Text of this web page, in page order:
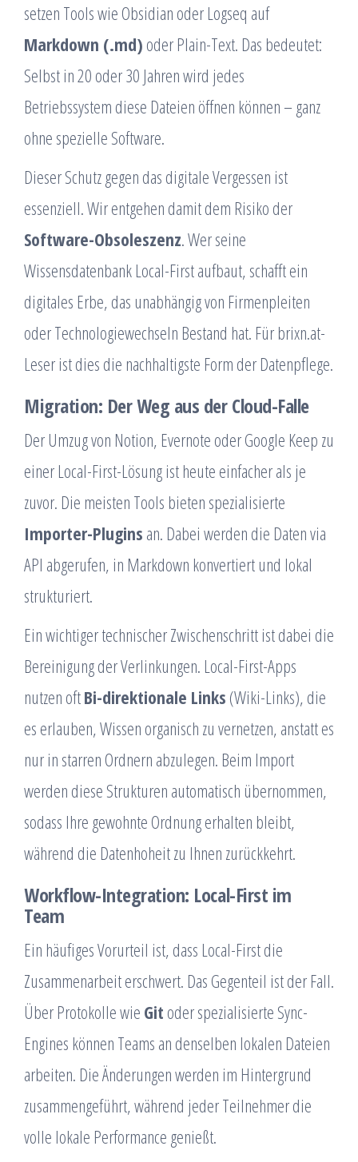
setzen Tools wie Obsidian oder Logseq auf
Markdown (.md) oder Plain-Text. Das bedeutet:
Selbst in 20 oder 30 Jahren wird jedes
Betriebssystem diese Dateien öffnen können – ganz
ohne spezielle Software.
Dieser Schutz gegen das digitale Vergessen ist
essenziell. Wir entgehen damit dem Risiko der
Software-Obsoleszenz. Wer seine
Wissensdatenbank Local-First aufbaut, schafft ein
digitales Erbe, das unabhängig von Firmenpleiten
oder Technologiewechseln Bestand hat. Für brixn.at-
Leser ist dies die nachhaltigste Form der Datenpflege.
Migration: Der Weg aus der Cloud-Falle
Der Umzug von Notion, Evernote oder Google Keep zu
einer Local-First-Lösung ist heute einfacher als je
zuvor. Die meisten Tools bieten spezialisierte
Importer-Plugins an. Dabei werden die Daten via
API abgerufen, in Markdown konvertiert und lokal
strukturiert.
Ein wichtiger technischer Zwischenschritt ist dabei die
Bereinigung der Verlinkungen. Local-First-Apps
nutzen oftBi-direktionale Links (Wiki-Links), die
es erlauben, Wissen organisch zu vernetzen, anstatt es
nur in starren Ordnern abzulegen. Beim Import
werden diese Strukturen automatisch übernommen,
sodass Ihre gewohnte Ordnung erhalten bleibt,
während die Datenhoheit zu Ihnen zurückkehrt.
Workflow-Integration: Local-First im
Team
Ein häufiges Vorurteil ist, dass Local-First die
Zusammenarbeit erschwert. Das Gegenteil ist der Fall.
Über Protokolle wie Git oder spezialisierte Sync-
Engines können Teams an denselben lokalen Dateien
arbeiten. Die Änderungen werden im Hintergrund
zusammengeführt, während jeder Teilnehmer die
volle lokale Performance genießt.